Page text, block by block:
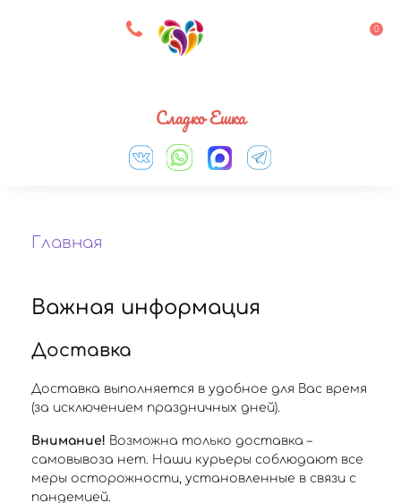
8 927 083 33 05 0
Сладко Ешка
Главная
Важная информация
Доставка
Доставка выполняется в удобное для Вас время
(за исключением праздничных дней).
Внимание! Возможна только доставка –
самовывоза нет. Наши курьеры соблюдают все
меры осторожности, установленные в связи с
пандемией.